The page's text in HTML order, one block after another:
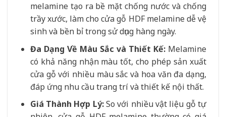
melamine tạo ra bề mặt chống nước và chống
trầy xước, làm cho cửa gỗ HDF melamine dễ vệ
sinh và bền bỉ trong sử dụng hàng ngày.
Đa Dạng Về Màu Sắc và Thiết Kế:Melamine
có khả năng nhận màu tốt, cho phép sản xuất
cửa gỗ với nhiều màu sắc và hoa văn đa dạng,
đáp ứng nhu cầu trang trí và thiết kế nội thất.
Giá Thành Hợp Lý:So với nhiều vật liệu gỗ tự